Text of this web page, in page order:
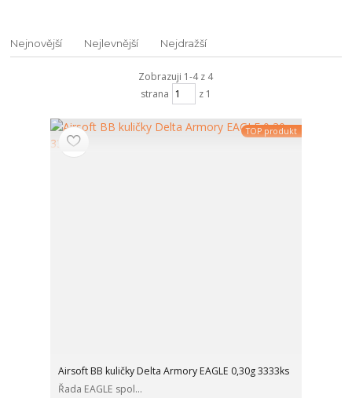
Nejnovější Nejlevnější Nejdražší
Zobrazuji 1-4 z 4
strana
z 1
TOP produkt
Airsoft BB kuličky Delta Armory EAGLE 0,30g 3333ks
Řada EAGLE spol...